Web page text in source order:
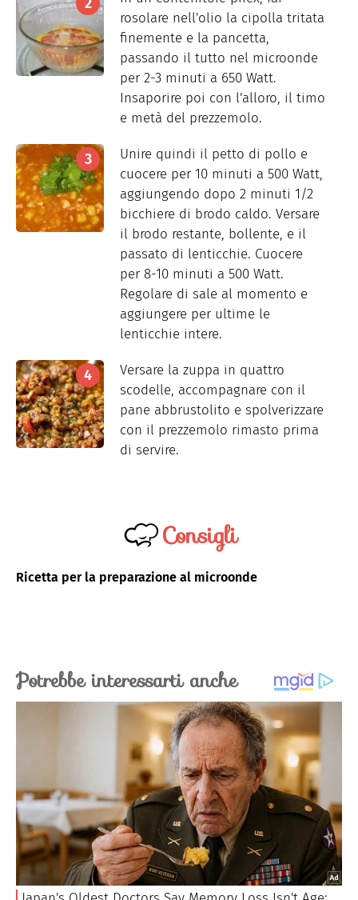
rosolare nell'olio la cipolla tritata
finemente e la pancetta,
passando il tutto nel microonde
per 2-3 minuti a 650 Watt.
Insaporire poi con l'alloro, il timo
e metà del prezzemolo.
Unire quindi il petto di pollo e
cuocere per 10 minuti a 500 Watt,
aggiungendo dopo 2 minuti 1/2
bicchiere di brodo caldo. Versare
il brodo restante, bollente, e il
passato di lenticchie. Cuocere
per 8-10 minuti a 500 Watt.
Regolare di sale al momento e
aggiungere per ultime le
lenticchie intere.
Versare la zuppa in quattro
scodelle, accompagnare con il
pane abbrustolito e spolverizzare
con il prezzemolo rimasto prima
di servire.
Consigli
Ricetta per la preparazione al microonde